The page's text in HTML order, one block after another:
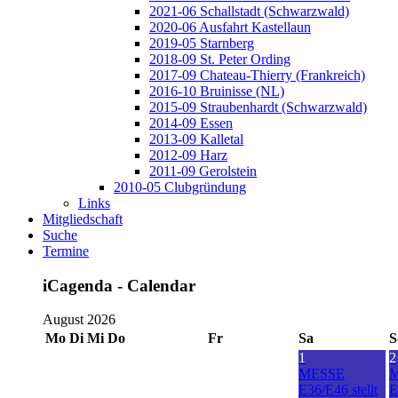
2021-06 Schallstadt (Schwarzwald)
2020-06 Ausfahrt Kastellaun
2019-05 Starnberg
2018-09 St. Peter Ording
2017-09 Chateau-Thierry (Frankreich)
2016-10 Bruinisse (NL)
2015-09 Straubenhardt (Schwarzwald)
2014-09 Essen
2013-09 Kalletal
2012-09 Harz
2011-09 Gerolstein
2010-05 Clubgründung
Links
Mitgliedschaft
Suche
Termine
iCagenda - Calendar
August 2026
Mo Di Mi Do Fr Sa
1
MESSE
E36/E46 stellt
2